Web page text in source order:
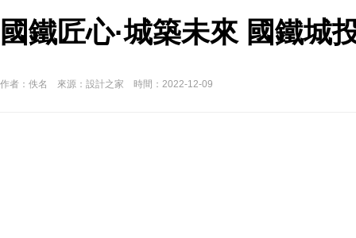
國鐵匠心·城築未來 國鐵城
作者：佚名 來源：設計之家 時間：2022-12-09